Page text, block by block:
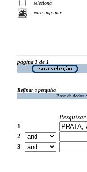
seleciona
para imprimir
página 1 de 1
Refinar a pesquisa
Base de dados :
Pesquisar
1
2
3